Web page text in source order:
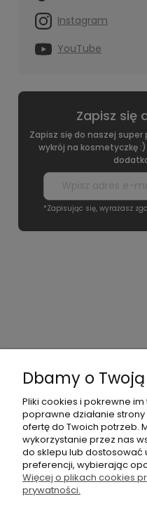
Instagram
YouTube
Zapisz się
Zapisz się do naszej super
wykrój na kosmetyczkę
*Zapisując się, wyrażasz
+48
Dbamy o
Pliki cookies i pokrewne
poprawne działanie
ofertę do Twoich potrzeb.
wykorzystanie przez nas
do sklepu lub dostosować
preferencji, wybierając
Więcej o plikach cookies
prywatności.